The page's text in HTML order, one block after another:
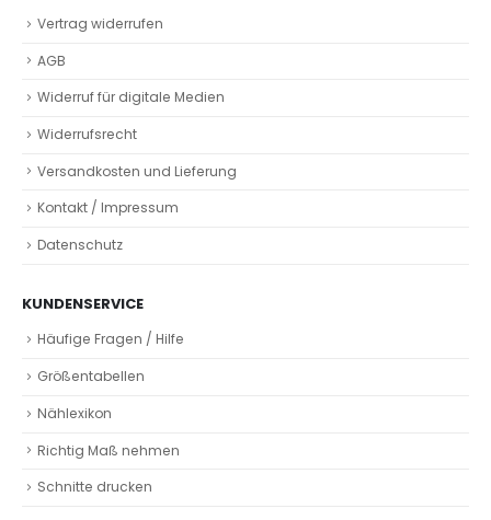
Vertrag widerrufen
AGB
Widerruf für digitale Medien
Widerrufsrecht
Versandkosten und Lieferung
Kontakt / Impressum
Datenschutz
KUNDENSERVICE
Häufige Fragen / Hilfe
Größentabellen
Nählexikon
Richtig Maß nehmen
Schnitte drucken